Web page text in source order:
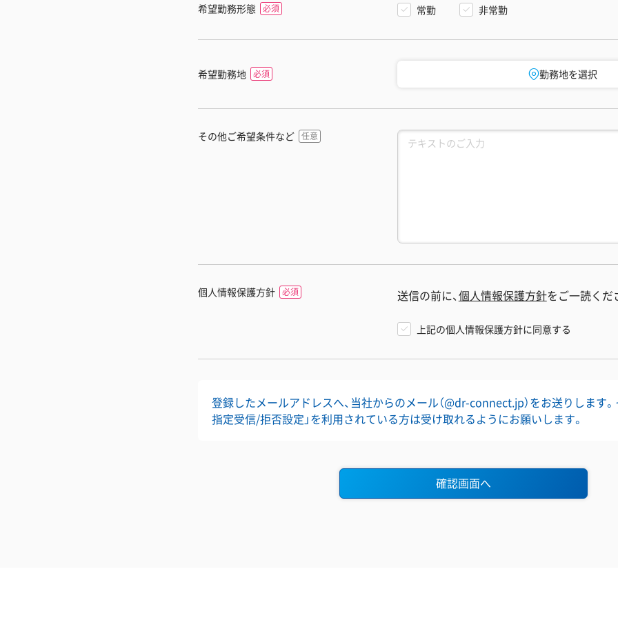
希望勤務形態 常勤 非常勤
希望勤務地 勤務地を選択
その他ご希望条件など
個人情報保護方針 送信の前に、個人情報保護方針をご一読くだ
上記の個人情報保護方針に同意する
登録したメールアドレスへ、当社からのメール（@dr-connect.jp）をお送りします
指定受信/拒否設定」を利用されている方は受け取れるようにお願いします。
確認画面へ